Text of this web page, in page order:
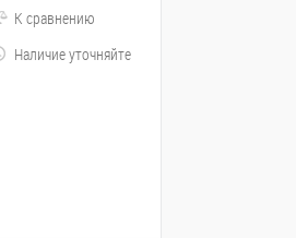
К сравнению
Наличие уточняйте